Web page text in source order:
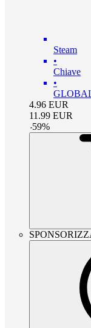
Steam
•
Chiave
•
4.96 EUR
11.99 EUR
-59%